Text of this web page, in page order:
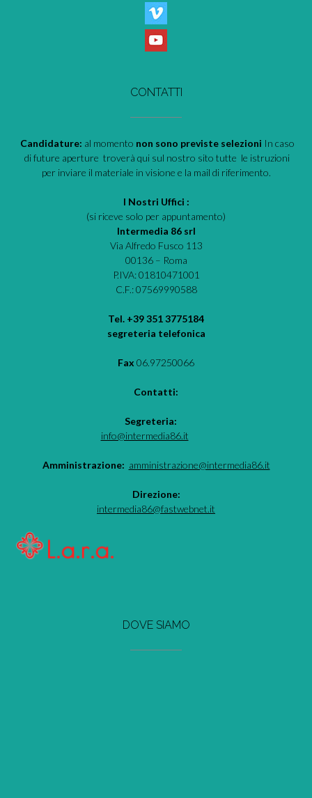
CONTATTI
Candidature: al momento non sono previste selezioni In caso
di future aperture troverà qui sul nostro sito tutte le istruzioni
per inviare il materiale in visione e la mail di riferimento.
I Nostri Uffici :
(si riceve solo per appuntamento)
Intermedia 86 srl
Via Alfredo Fusco 113
00136 – Roma
P.IVA: 01810471001
C.F.: 07569990588
Tel. +39 351 3775184
segreteria telefonica
Fax 06.97250066
Contatti:
Segreteria:
info@intermedia86.it
Amministrazione: amministrazione@intermedia86.it
Direzione:
intermedia86@fastwebnet.it
DOVE SIAMO